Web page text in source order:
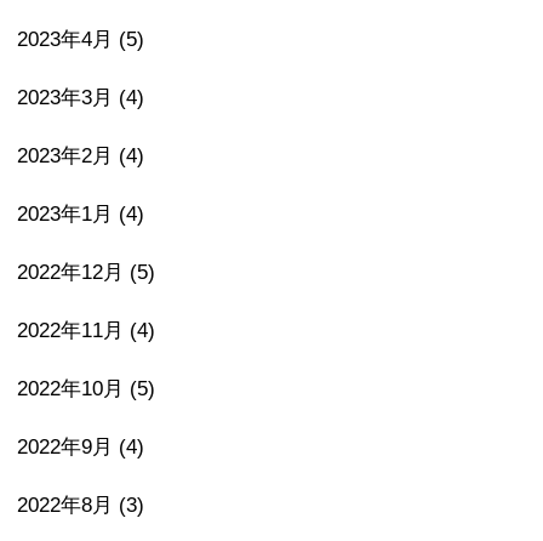
2023年4月 (5)
2023年3月 (4)
2023年2月 (4)
2023年1月 (4)
2022年12月 (5)
2022年11月 (4)
2022年10月 (5)
2022年9月 (4)
2022年8月 (3)